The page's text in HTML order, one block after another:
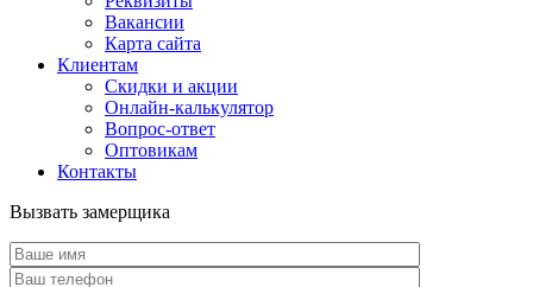
Вакансии
Карта сайта
Клиентам
Скидки и акции
Онлайн-калькулятор
Вопрос-ответ
Оптовикам
Контакты
Вызвать замерщика